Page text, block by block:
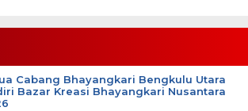
Cabang Bhayangkari Bengkulu Utara
Bazar Kreasi Bhayangkari Nusantara